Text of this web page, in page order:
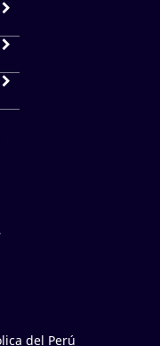
del Perú